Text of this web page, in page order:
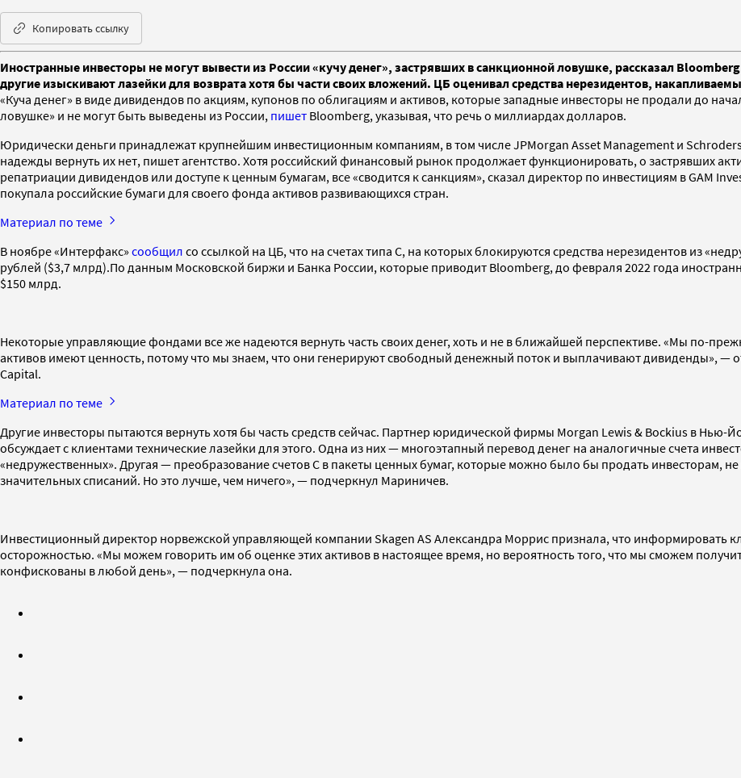
Копировать ссылку
Иностранные инвесторы не могут вывести из России «кучу денег», застрявших в санкционной ловушке, рассказал
другие изыскивают лазейки для возврата хотя бы части своих вложений. ЦБ оценивал средства нерезидентов,
«Куча денег» в виде дивидендов по акциям, купонов по облигациям и активов, которые западные инвесторы не продали до
ловушке» и не могут быть выведены из России, пишет Bloomberg, указывая, что речь о миллиардах долларов.
Юридически деньги принадлежат крупнейшим инвестиционным компаниям, в том числе JPMorgan Asset Management и
надежды вернуть их нет, пишет агентство. Хотя российский финансовый рынок продолжает функционировать, о застрявших
репатриации дивидендов или доступе к ценным бумагам, все «сводится к санкциям», сказал директор по инвестициям в GAM
покупала российские бумаги для своего фонда активов развивающихся стран.
Материал по теме
В ноябре «Интерфакс» сообщил со ссылкой на ЦБ, что на счетах типа С, на которых блокируются средства нерезидентов из
рублей ($3,7 млрд).По данным Московской биржи и Банка России, которые приводит Bloomberg, до февраля 2022 года
$150 млрд.
Некоторые управляющие фондами все же надеются вернуть часть своих денег, хоть и не в ближайшей перспективе. «Мы по-
активов имеют ценность, потому что мы знаем, что они генерируют свободный денежный поток и выплачивают дивиденды», —
Capital.
Материал по теме
Другие инвесторы пытаются вернуть хотя бы часть средств сейчас. Партнер юридической фирмы Morgan Lewis & Bockius в Нью-
обсуждает с клиентами технические лазейки для этого. Одна из них — многоэтапный перевод денег на аналогичные счета
«недружественных». Другая — преобразование счетов C в пакеты ценных бумаг, которые можно было бы продать инвесторам,
значительных списаний. Но это лучше, чем ничего», — подчеркнул Мариничев.
Инвестиционный директор норвежской управляющей компании Skagen AS Александра Моррис признала, что информировать
осторожностью. «Мы можем говорить им об оценке этих активов в настоящее время, но вероятность того, что мы сможем
конфискованы в любой день», — подчеркнула она.